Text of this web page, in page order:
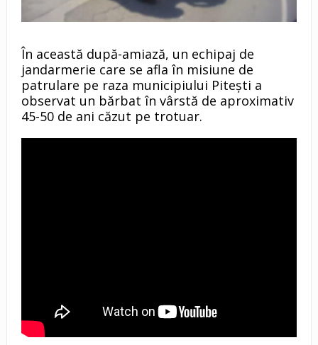
În această după-amiază, un echipaj de
jandarmerie care se afla în misiune de
patrulare pe raza municipiului Pitești a
observat un bărbat în vârstă de aproximativ
45-50 de ani căzut pe trotuar.